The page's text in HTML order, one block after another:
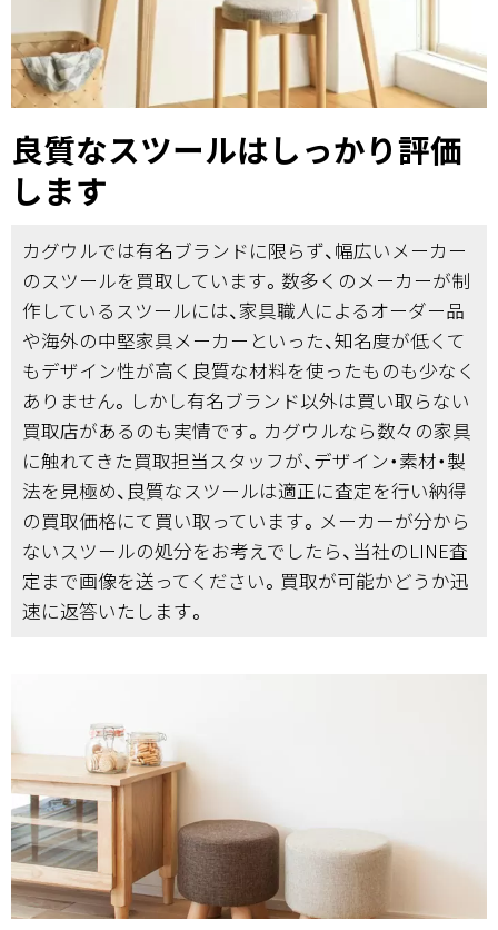
良質なスツールはしっかり評価
します
カグウルでは有名ブランドに限らず、幅広いメーカー
のスツールを買取しています。数多くのメーカーが制
作しているスツールには、家具職人によるオーダー品
や海外の中堅家具メーカーといった、知名度が低くて
もデザイン性が高く良質な材料を使ったものも少なく
ありません。しかし有名ブランド以外は買い取らない
買取店があるのも実情です。カグウルなら数々の家具
に触れてきた買取担当スタッフが、デザイン・素材・製
法を見極め、良質なスツールは適正に査定を行い納得
の買取価格にて買い取っています。メーカーが分から
ないスツールの処分をお考えでしたら、当社のLINE査
定まで画像を送ってください。買取が可能かどうか迅
速に返答いたします。